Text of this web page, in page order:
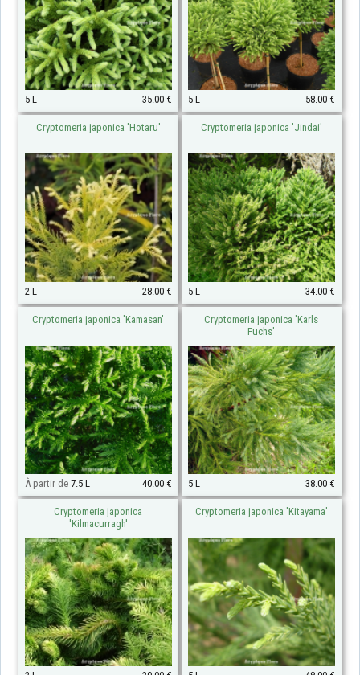
5 L 35.00 € 5 L 58.00 €
Cryptomeria japonica 'Hotaru'
2 L 28.00 €
Cryptomeria japonica 'Jindai'
5 L 34.00 €
Cryptomeria japonica 'Kamasan'
À partir de 7.5 L 40.00 €
Cryptomeria japonica 'Karls
Fuchs'
5 L 38.00 €
Cryptomeria japonica
'Kilmacurragh'
Cryptomeria japonica 'Kitayama'